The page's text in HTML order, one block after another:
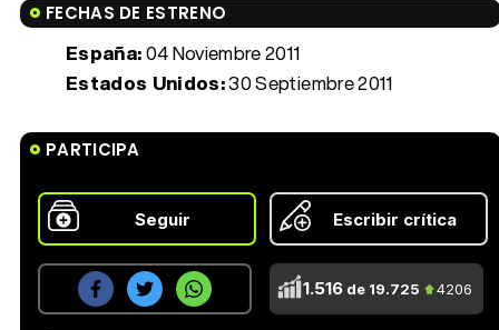
FECHAS DE ESTRENO
España:04 Noviembre 2011
Estados Unidos:30 Septiembre 2011
PARTICIPA
Seguir Escribir crítica
1.516 de 19.725 4206